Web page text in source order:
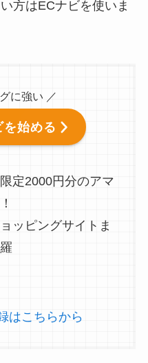
方はECナビを使いま
に強い ／
始める
定2000円分のアマ
ッピングサイトま
はこちらから